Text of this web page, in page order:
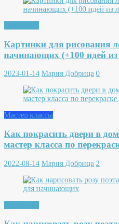
Картинки для рисования
начинающих (+100 идей
2023-01-14 Мария Добрица 0
Мастер классы
Как покрасить двери в
мастер класса по
2022-08-14 Мария Добрица 2